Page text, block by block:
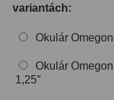
CLS a UHC
variantách:
Okulár
Okulár
1,25″